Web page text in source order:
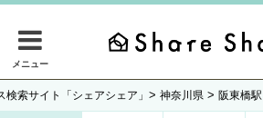
メニュー
検索サイト「シェアシェア」 > 神奈川県 > 阪東橋駅